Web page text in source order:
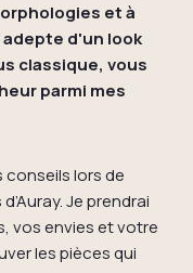
et à
d'un look
classique, vous
parmi mes
conseils lors de
Je prendrai
vos envies et votre
les pièces qui